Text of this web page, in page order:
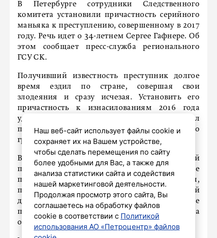
В Петербурге сотрудники Следственного
комитета установили причастность серийного
маньяка к преступлению, совершенному в 2017
году. Речь идет о 34-летнем Сергее Гафнере. Об
этом сообщает пресс-служба регионального
ГСУ СК.
Получивший известность преступник долгое
время ездил по стране, совершая свои
злодеяния и сразу исчезая. Установить его
причастность к изнасилованиям 2016 года
удалось, только когда тот проходил
принудительное лечение после совершенного
грабежа посредством ДНК-экспертизы.
В этот раз собранный ранее генетический
профиль и опознание потерпевшей также
помогли установить фигуранта преступления,
похитившего после у несовершеннолетней
девушки 2,3 тысячи рублей. Преступление
произошло на черной лестнице 16-го этажа
одного из домов по проспекту Космонавтов.
Наш веб-сайт использует файлы cookie и
сохраняет их на Вашем устройстве,
чтобы сделать перемещения по сайту
более удобными для Вас, а также для
анализа статистики сайта и содействия
нашей маркетинговой деятельности.
Продолжая просмотр этого сайта, Вы
соглашаетесь на обработку файлов
cookie в соответствии с Политикой
использования АО «Петроцентр» файлов